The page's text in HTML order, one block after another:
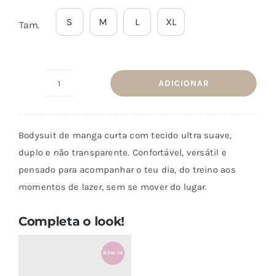
Tam. S M L XL
Ease
ADICIONAR
Bodysuit de manga curta com tecido ultra suave,
duplo e não transparente. Confortável, versátil e
pensado para acompanhar o teu dia, do treino aos
momentos de lazer, sem se mover do lugar.
Completa o look!
NEW IN